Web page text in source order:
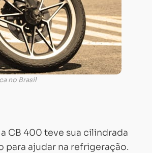
no Brasil
CB 400 teve sua cilindrada
para ajudar na refrigeração.